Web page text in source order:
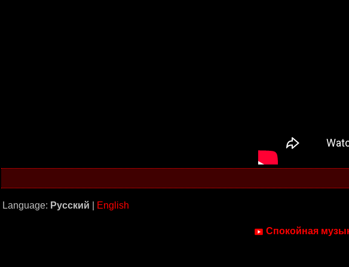
Language: Русский English
Спокойная